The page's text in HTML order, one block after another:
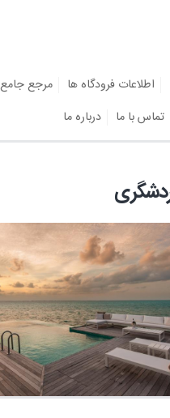
اطلاعات فرودگاه ها مرجع
تماس با ما درباره ما